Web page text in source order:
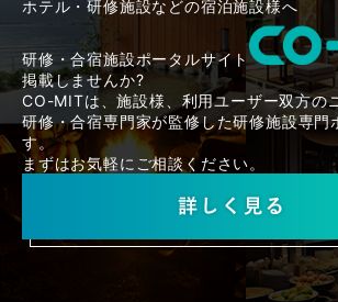
ホテル・研修施設などの宿泊施設様へ
研修・合宿施設ポータルサイト
掲載しませんか?
CO-MITは、施設様、利用ユーザー双方の
研修・合宿専門家が監修した研修施設専門
す。
まずはお気軽にご相談ください。